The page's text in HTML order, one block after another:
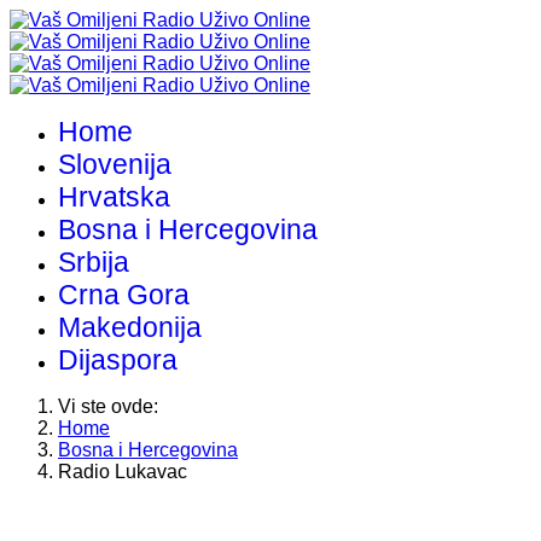
Home
Slovenija
Hrvatska
Bosna i Hercegovina
Srbija
Crna Gora
Makedonija
Dijaspora
Vi ste ovde:
Home
Bosna i Hercegovina
Radio Lukavac